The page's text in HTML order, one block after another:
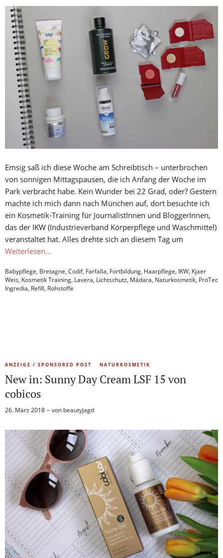
Emsig saß ich diese Woche am Schreibtisch – unterbrochen
von sonnigen Mittagspausen, die ich Anfang der Woche im
Park verbracht habe. Kein Wunder bei 22 Grad, oder? Gestern
machte ich mich dann nach München auf, dort besuchte ich
ein Kosmetik-Training für JournalistInnen und BloggerInnen,
das der IKW (Industrieverband Körperpflege und Waschmittel)
veranstaltet hat. Alles drehte sich an diesem Tag um
Weiterlesen…
Babypflege, Bretagne, Codif, Farfalla, Fortbildung, Haarpflege, IKW, Kjaer
Weis, Kosmetik Training, Lavera, Lichtschutz, Mádara, Naturkosmetik, ProTec
Ingredia, Refill, Rohstoffe
ANZEIGE / SPONSORED POST NATURKOSMETIK
New in: Sunny Day Cream LSF 15 von
cobicos
26. März 2018 von beautyjagd